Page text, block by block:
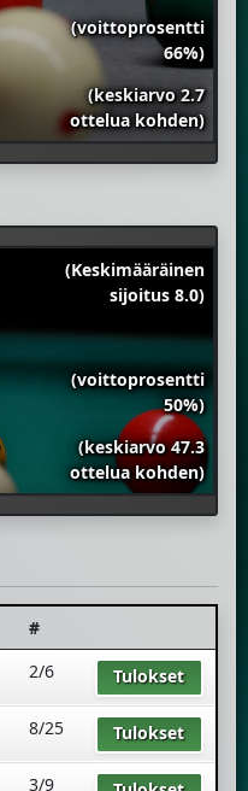
(voittoprosentti
66%)
(keskiarvo 2.7
ottelua kohden)
(Keskimääräinen
sijoitus 8.0)
(voittoprosentti
50%)
(keskiarvo 47.3
ottelua kohden)
#
2/6 Tulokset
8/25 Tulokset
3/9